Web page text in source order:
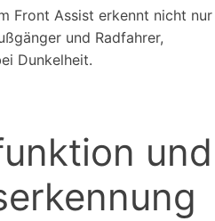
Front Assist erkennt nicht nur
und Radfahrer,
Dunkelheit.
und